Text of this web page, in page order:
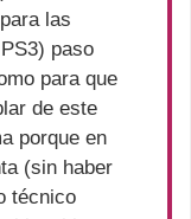
las
paso
para que
de este
porque en
(sin haber
técnico